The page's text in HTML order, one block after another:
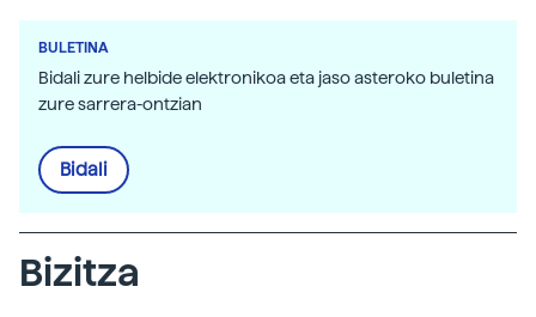
BULETINA
Bidali zure helbide elektronikoa eta jaso asteroko buletina
zure sarrera-ontzian
Bidali
Bizitza